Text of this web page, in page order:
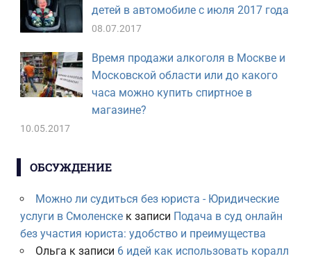
детей в автомобиле с июля 2017 года
08.07.2017
Время продажи алкоголя в Москве и
Московской области или до какого
часа можно купить спиртное в
магазине?
10.05.2017
ОБСУЖДЕНИЕ
Можно ли судиться без юриста - Юридические
услуги в Смоленскек записи Подача в суд онлайн
без участия юриста: удобство и преимущества
Ольга к записи 6 идей как использовать коралл